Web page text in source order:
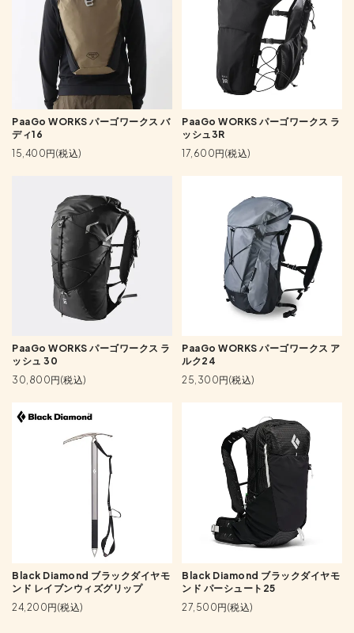
PaaGo WORKS パーゴワークス バ
ディ16
15,400円(税込)
PaaGo WORKS パーゴワークス ラ
ッシュ3R
17,600円(税込)
PaaGo WORKS パーゴワークス ラ
ッシュ 30
30,800円(税込)
PaaGo WORKS パーゴワークス ア
ルク24
25,300円(税込)
Black Diamond ブラックダイヤモ
ンド レイブンウィズグリップ
24,200円(税込)
Black Diamond ブラックダイヤモ
ンド パーシュート25
27,500円(税込)